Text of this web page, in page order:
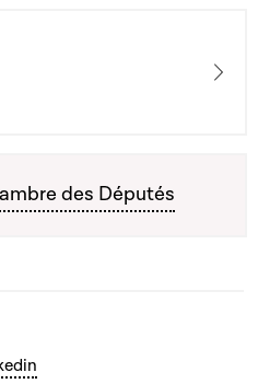
des Députés